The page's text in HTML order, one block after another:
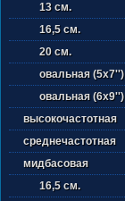
13 см.
16,5 см.
20 см.
овальная (5х7'')
овальная (6х9'')
высокочастотная
среднечастотная
мидбасовая
16,5 см.